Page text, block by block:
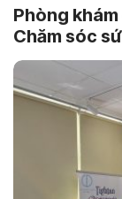
Phòng khám
Chăm sóc